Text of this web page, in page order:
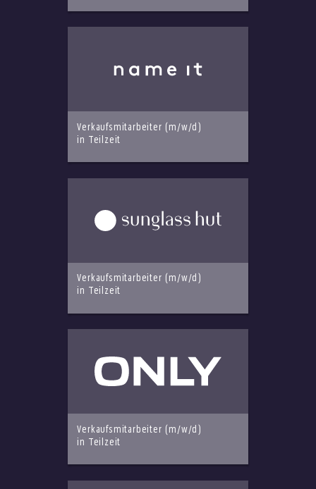
Verkaufsmitarbeiter (m/w/d)
in Teilzeit
Verkaufsmitarbeiter (m/w/d)
in Teilzeit
Verkaufsmitarbeiter (m/w/d)
in Teilzeit